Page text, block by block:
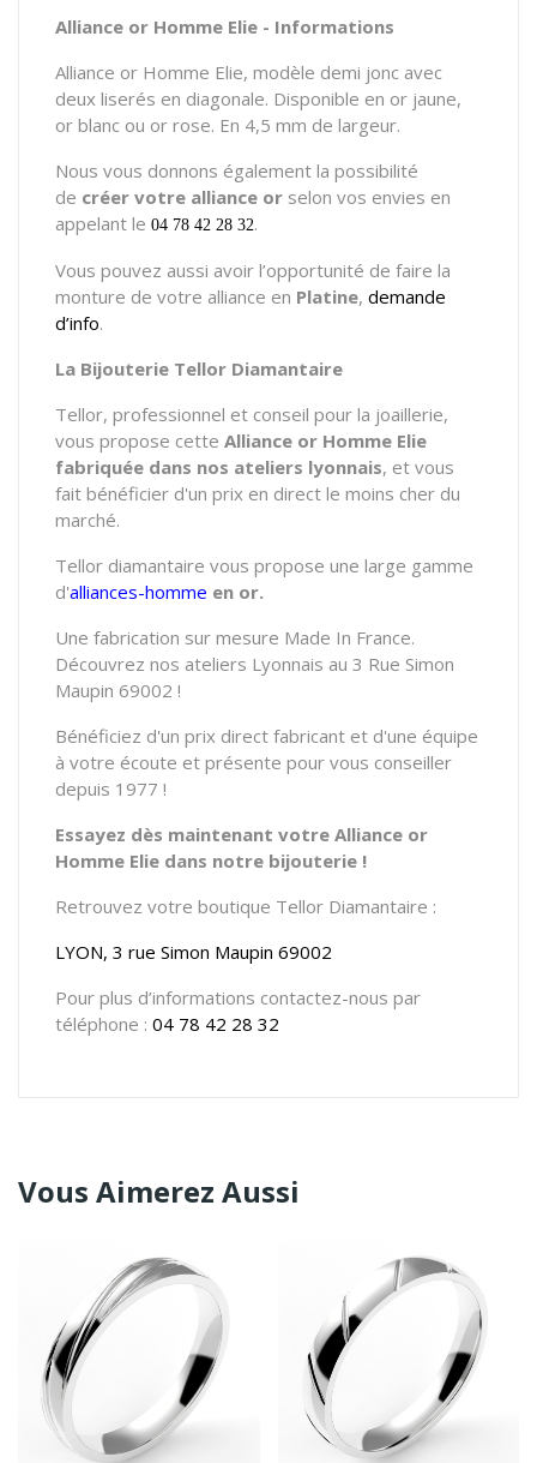
Alliance or Homme Elie - Informations
Alliance or Homme Elie, modèle demi jonc avec
deux liserés en diagonale. Disponible en or jaune,
or blanc ou or rose. En 4,5 mm de largeur.
Nous vous donnons également la possibilité
de créer votre alliance or selon vos envies en
appelant le 04 78 42 28 32.
Vous pouvez aussi avoir l’opportunité de faire la
monture de votre alliance en Platine, demande
d’info.
La Bijouterie Tellor Diamantaire
Tellor, professionnel et conseil pour la joaillerie,
vous propose cette Alliance or Homme Elie
fabriquée dans nos ateliers lyonnais, et vous
fait bénéficier d'un prix en direct le moins cher du
marché.
Tellor diamantaire vous propose une large gamme
d'alliances-homme en or.
Une fabrication sur mesure Made In France.
Découvrez nos ateliers Lyonnais au 3 Rue Simon
Maupin 69002 !
Bénéficiez d'un prix direct fabricant et d'une équipe
à votre écoute et présente pour vous conseiller
depuis 1977 !
Essayez dès maintenant votre Alliance or
Homme Elie dans notre bijouterie !
Retrouvez votre boutique Tellor Diamantaire :
LYON, 3 rue Simon Maupin 69002
Pour plus d’informations contactez-nous par
téléphone : 04 78 42 28 32
Vous Aimerez Aussi